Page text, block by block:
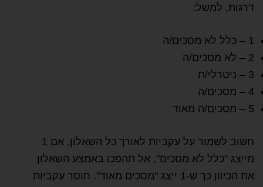
דרגות, למשל:
1 – כלל לא מסכים/ה
2 – לא מסכים/ה
3 – ניטרלי/ת
4 – מסכים/ה
5 – מסכים/ה מאוד
חשוב לשמור על עקביות לאורך כל השאלון. אם 1
מייצג "כלל לא מסכים", אל תהפכו באמצע השאלון
את הכיוון כך ש-1 ייצג "מסכים מאוד". חוסר עקביות